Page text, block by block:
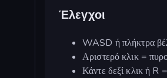
Έλεγχοι
WASD ή πλήκτρα
Αριστερό κλικ =
Κάντε δεξί κλικ ή R